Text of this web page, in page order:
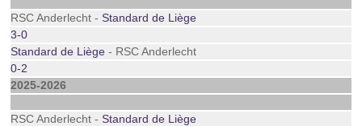
RSC Anderlecht -Standard de Liège
3-0
Standard de Liège - RSC Anderlecht
0-2
2025-2026
RSC Anderlecht -Standard de Liège